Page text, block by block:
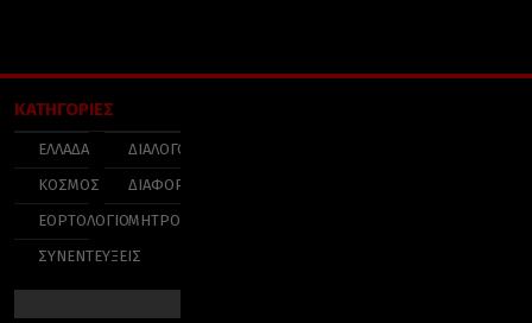
ΚΑΤΗΓΟΡΙΕΣ
ΕΛΛΑΔΑ
ΚΟΣΜΟΣ
ΕΟΡΤΟΛΟΓΙΟ
ΣΥΝΕΝΤΕΥΞΕΙΣ
ΔΙΑΛΟΓΟΣ
ΔΙΑΦΟΡΑ
ΜΗΤΡΟΠΟΛΕΙΣ